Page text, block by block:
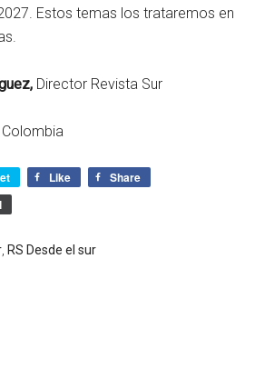
Estos temas los trataremos en
Director Revista Sur
Like
Share
RS Desde el sur